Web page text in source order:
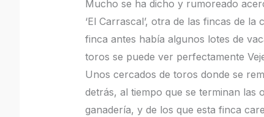
Mucho se ha dicho y rumoreado
‘El Carrascal’, otra de las fincas de
finca antes había algunos lotes de
toros se puede ver perfectamente
Unos cercados de toros donde se
detrás, al tiempo que se terminan las
ganadería, y de los que esta finca